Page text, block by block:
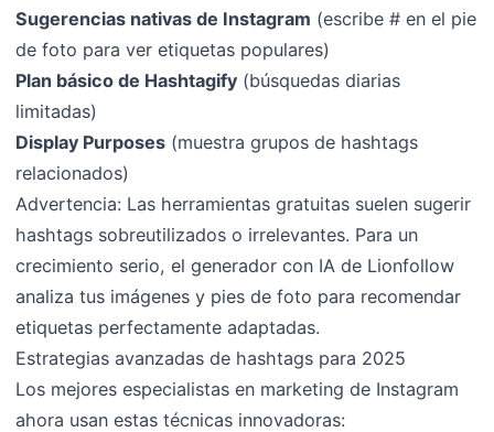
Sugerencias nativas de Instagram (escribe # en el pie
de foto para ver etiquetas populares)
Plan básico de Hashtagify (búsquedas diarias
limitadas)
Display Purposes (muestra grupos de hashtags
relacionados)
Advertencia: Las herramientas gratuitas suelen sugerir
hashtags sobreutilizados o irrelevantes. Para un
crecimiento serio, el generador con IA de Lionfollow
analiza tus imágenes y pies de foto para recomendar
etiquetas perfectamente adaptadas.
Estrategias avanzadas de hashtags para 2025
Los mejores especialistas en marketing de Instagram
ahora usan estas técnicas innovadoras: